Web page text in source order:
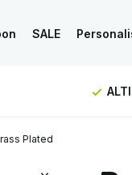
SALE
vanaf 50€
Plated